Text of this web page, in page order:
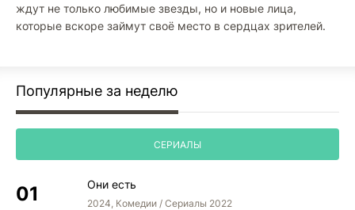
ждут не только любимые звезды, но и новые лица,
которые вскоре займут своё место в сердцах зрителей.
Популярные за неделю
СЕРИАЛЫ
Они есть
2024, Комедии / Сериалы 2022